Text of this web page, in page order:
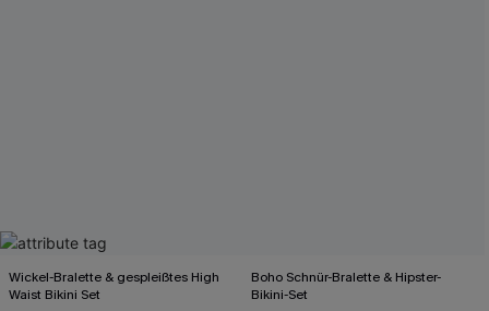
Wickel-Bralette & gespleißtes High
Waist Bikini Set
Boho Schnür-Bralette & Hipster-
Bikini-Set